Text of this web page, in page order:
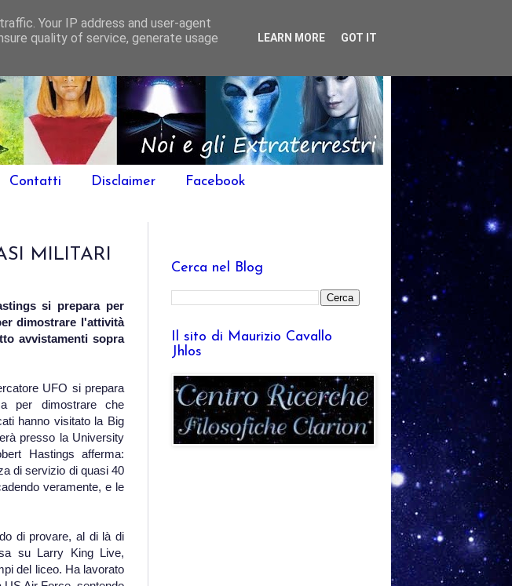
Contatti Disclaimer Facebook
MILITARI
si prepara per
dimostrare l'attività
avvistamenti sopra
UFO si prepara
per dimostrare che
hanno visitato la Big
presso la University
Hastings afferma:
di servizio di quasi 40
veramente, e le
di provare, al di là di
su Larry King Live,
del liceo. Ha lavorato
Cerca nel Blog
Il sito di Maurizio Cavallo
Jhlos
Your IP address and user-agent
quality of service, generate usage
LEARN MORE GOT IT